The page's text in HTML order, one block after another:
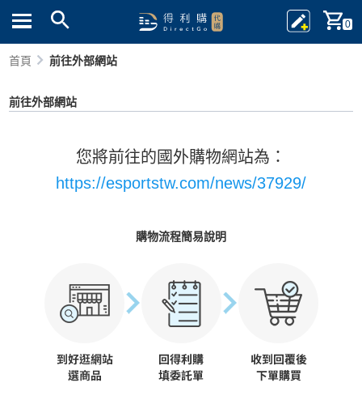
0
首頁 前往外部網站
前往外部網站
您將前往的國外購物網站為：
https://esportstw.com/news/37929/
購物流程簡易說明